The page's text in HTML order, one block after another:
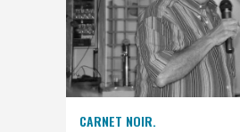
CARNET NOIR.